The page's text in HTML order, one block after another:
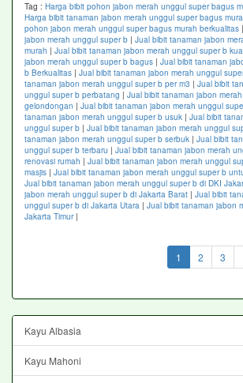
Tag : Harga bibit pohon jabon merah unggul super bagus
Harga bibit tanaman jabon merah unggul super bagus
pohon jabon merah unggul super bagus murah berkualitas |
jabon merah unggul super b | Jual bibit tanaman jabon
murah | Jual bibit tanaman jabon merah unggul super b
jabon merah unggul super b bagus | Jual bibit tanaman
b Berkualitas | Jual bibit tanaman jabon merah unggul
tanaman jabon merah unggul super b per m3 | Jual bibit
unggul super b perbatang | Jual bibit tanaman jabon
gelondongan | Jual bibit tanaman jabon merah unggul
tanaman jabon merah unggul super b usuk | Jual bibit
unggul super b | Jual bibit tanaman jabon merah unggul
tanaman jabon merah unggul super b serbuk | Jual bibit
unggul super b terbaru | Jual bibit tanaman jabon merah
renovasi rumah | Jual bibit tanaman jabon merah unggul
masjis | Jual bibit tanaman jabon merah unggul super b
Jual bibit tanaman jabon merah unggul super b di DKI
jabon merah unggul super b di Jakarta Barat | Jual bibit
unggul super b di Jakarta Utara | Jual bibit tanaman jabon
Jakarta Timur|
1 (current)
2 3
Kayu Albasia
Kayu Mahoni